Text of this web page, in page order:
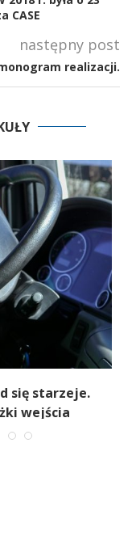
CASE
następny post
realizacji.
się starzeje.
wejścia